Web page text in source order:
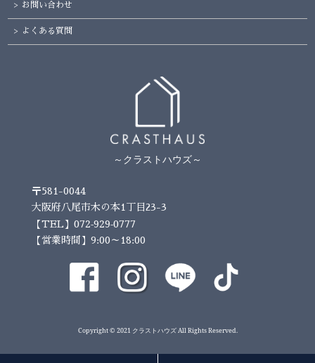
お問い合わせ
よくある質問
～クラストハウズ～
〒581-0044
大阪府八尾市木の本1丁目23-3
【TEL】072-929-0777
【営業時間】9:00～18:00
Copyright © 2021 クラストハウズ All Rights Reserved.